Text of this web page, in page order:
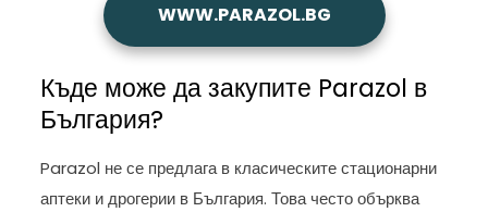
WWW.PARAZOL.BG
Къде може да закупите Parazol в
България?
Parazol не се предлага в класическите стационарни
аптеки и дрогерии в България. Това често обърква